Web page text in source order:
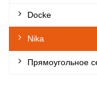
Docke
Nika
Прямоугольное